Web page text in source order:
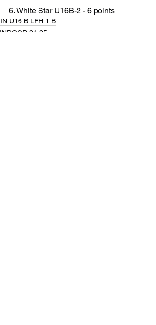
6. White Star U16B-2 - 6 points
IN U16 B LFH 1 B
INDOOR 24-25